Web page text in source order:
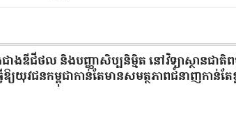
ាងឌីជីថល និងបញ្ញាសិប្បនិម្មិត នៅវិទ្យាស្ថានជាតិ
យុវជនកម្ពុជាកាន់តែមានសមត្ថភាពជំនាញកាន់តែ